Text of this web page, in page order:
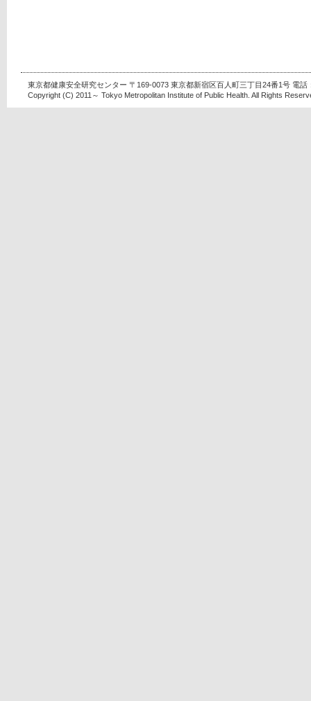
東京都健康安全研究センター 〒169-0073 東京都新宿区百人町三丁目24番1号 電話
Copyright (C) 2011～ Tokyo Metropolitan Institute of Public Health. All Rights